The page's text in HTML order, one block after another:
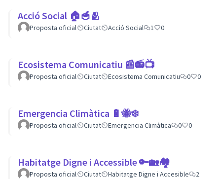
Acció Social 🏠🥣🫂
Proposta oficial Ciutat Acció Social 1 0
Ecosistema Comunicatiu 📰📻📺
Proposta oficial Ciutat Ecosistema Comunicatiu 0 0
Emergencia Climàtica 🔋🐝❄️
Proposta oficial Ciutat Emergencia Climàtica 0 0
Habitatge Digne i Accessible 🔑🏡🏘
Proposta oficial Ciutat Habitatge Digne i Accesible
2